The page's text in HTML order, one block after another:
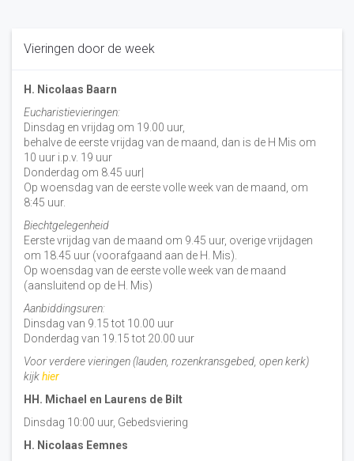
Vieringen door de week
H. Nicolaas Baarn
Eucharistievieringen:
Dinsdag en vrijdag om 19.00 uur,
behalve de eerste vrijdag van de maand, dan is de H Mis om
10 uur i.p.v. 19 uur
Donderdag om 8.45 uur|
Op woensdag van de eerste volle week van de maand, om
8:45 uur.
Biechtgelegenheid
Eerste vrijdag van de maand om 9.45 uur, overige vrijdagen
om 18.45 uur (voorafgaand aan de H. Mis).
Op woensdag van de eerste volle week van de maand
(aansluitend op de H. Mis)
Aanbiddingsuren:
Dinsdag van 9.15 tot 10.00 uur
Donderdag van 19.15 tot 20.00 uur
Voor verdere vieringen (lauden, rozenkransgebed, open kerk)
kijkhier
HH. Michael en Laurens de Bilt
Dinsdag 10:00 uur, Gebedsviering
H. Nicolaas Eemnes